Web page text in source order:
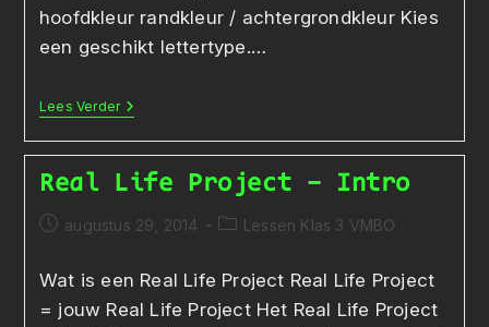
hoofdkleur randkleur / achtergrondkleur Kies
een geschikt lettertype.…
Lees VerderRLP
Je
Eigen
Logo
Real Life Project – Intro
Bericht
op:
augustus 29, 2014 Berichtcategorie:
Lessen Klas 3 VMBO
Wat is een Real Life Project Real Life Project
= jouw Real Life Project Het Real Life Project